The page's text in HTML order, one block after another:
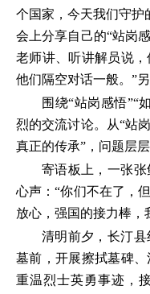
个国家，今天我们守护
会上分享自己的“站岗
老师讲、听讲解员说
他们隔空对话一般。”
围绕“站岗感悟”“
烈的交流讨论。从“站
真正的传承”，问题层
寄语板上，一张
心声：“你们不在了，
放心，强国的接力棒
清明前夕，长汀
墓前，开展擦拭墓碑、
重温烈士英勇事迹，